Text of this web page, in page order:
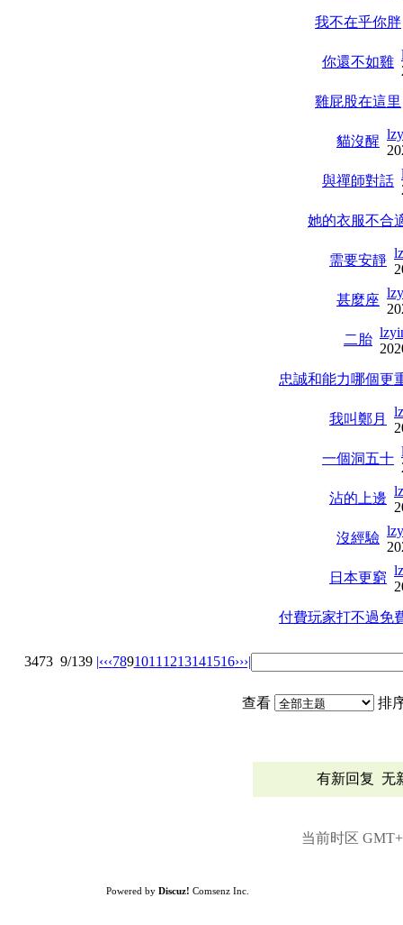
我不在乎你胖
你還不如雞
雞屁股在這里
貓沒醒
與禪師對話
她的衣服不合
需要安靜
甚麼座
二胎
忠誠和能力哪個更
我叫鄭月
一個洞五十
沾的上邊
沒經驗
日本更窮
付費玩家打不過免
3473 9/139 |‹‹‹7891011 1213141516›››|
查看 排
有新回复 无
当前时区
Powered by Discuz! Comsenz Inc.